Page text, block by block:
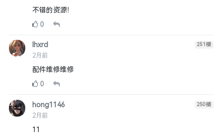
不错的资源！
0
lhxrd
2月前
251楼
配件维修维修
0
hong1146
2月前
250楼
11